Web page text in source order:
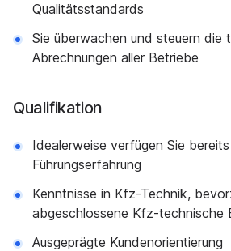
Qualitätsstandards
Sie überwachen und steuern die
Abrechnungen aller Betriebe
Qualifikation
Idealerweise verfügen Sie
Führungserfahrung
Kenntnisse in Kfz-Technik,
abgeschlossene Kfz-technische
Ausgeprägte Kundenorientierung